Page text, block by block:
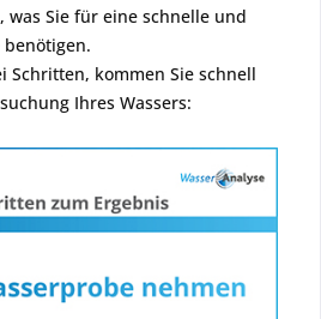
was Sie für eine schnelle und
Schritten, kommen Sie schnell
Ihres Wassers: